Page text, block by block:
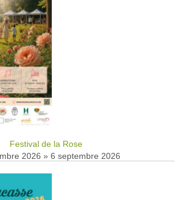
Festival de la Rose
2026 » 6 septembre 2026